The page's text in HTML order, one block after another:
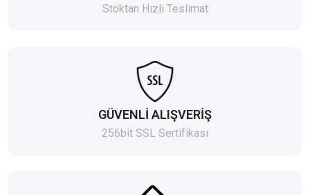
Stoktan Hızlı Teslimat
GÜVENLİ ALIŞVERİŞ
256bit SSL Sertifikası